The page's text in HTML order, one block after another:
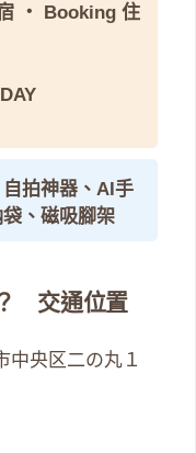
・ Booking 住
拍神器、AI手
、磁吸腳架
交通位置
中央区二の丸１